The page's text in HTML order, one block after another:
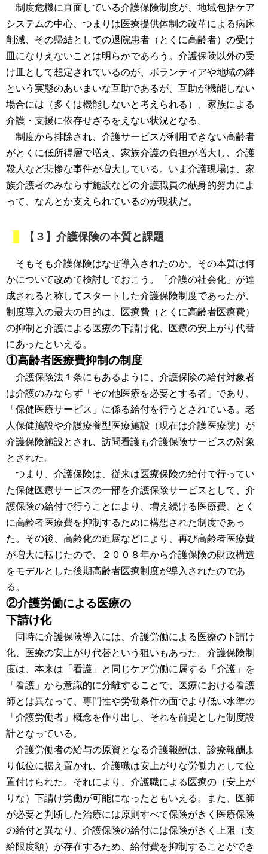
制度危機に直面している介護保険制度が、地域包括ケア
システムの中心、つまりは医療提供体制の改革による病床
削減、その帰結としての退院患者（とくに高齢者）の受け
皿になりえないことは明らかであろう。介護保険以外の受
け皿として想定されているのが、ボランティアや地域の絆
という実態のあいまいな互助であるが、互助が機能しない
場合には（多くは機能しないと考えられる）、家族による
介護・支援に依存せざるをえない状況となる。
制度から排除され、介護サービスが利用できない高齢者
がとくに低所得層で増え、家族介護の負担が増大し、介護
殺人など悲惨な事件が増大している。いま介護現場は、家
族介護者のみならず施設などの介護職員の献身的努力によ
って、なんとか支えられているのが現状だ。
【３】介護保険の本質と課題
そもそも介護保険はなぜ導入されたのか。その本質は何
かについて改めて検討しておこう。「介護の社会化」が達
成されると称してスタートした介護保険制度であったが、
制度導入の最大の目的は、医療費（とくに高齢者医療費）
の抑制と介護による医療の下請け化、医療の安上がり代替
にあったといえる。
①高齢者医療費抑制の制度
介護保険法１条にもあるように、介護保険の給付対象者
は介護のみならず「その他医療を必要とする者」であり、
「保健医療サービス」に係る給付を行うとされている。老
人保健施設や介護療養型医療施設（現在は介護医療院）が
介護保険施設とされ、訪問看護も介護保険サービスの対象
とされた。
つまり、介護保険は、従来は医療保険の給付で行ってい
た保健医療サービスの一部を介護保険サービスとして、介
護保険の給付で行うことにより、増え続ける医療費、とく
に高齢者医療費を抑制するために構想された制度であっ
た。その後、高齢化の進展などにより、再び高齢者医療費
が増大に転じたので、２００８年から介護保険の財政構造
をモデルとした後期高齢者医療制度が導入されたのであ
る。
②介護労働による医療の
下請け化
同時に介護保険導入には、介護労働による医療の下請け
化、医療の安上がり代替という狙いもあった。介護保険制
度は、本来は「看護」と同じケア労働に属する「介護」を
「看護」から意識的に分離することで、医療における看護
師とは異なって、専門性や労働条件の面でより低い水準の
「介護労働者」概念を作り出し、それを前提とした制度設
計となっている。
介護労働者の給与の原資となる介護報酬は、診療報酬よ
り低位に据え置かれ、介護職は安上がりな労働力として位
置付けられた。それにより、介護職による医療の（安上が
りな）下請け労働が可能になったともいえる。また、医師
が必要と判断した治療には原則すべて保険がきく医療保険
の給付と異なり、介護保険の給付には保険がきく上限（支
給限度額）が存在するため、給付費を抑制することができ